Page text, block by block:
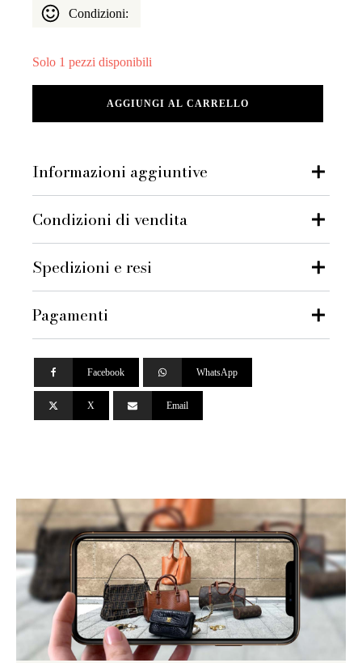
Condizioni:
Solo 1 pezzi disponibili
Nera,
Oro
Anticato
–
Full
quantità
AGGIUNGI AL CARRELLO
Informazioni aggiuntive
Condizioni di vendita
Spedizioni e resi
Pagamenti
X
Facebook
Email
WhatsApp